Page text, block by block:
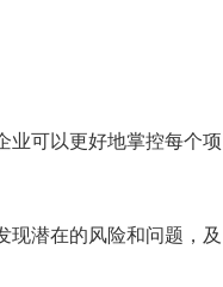
业可以更好地掌控每个项
现潜在的风险和问题，及